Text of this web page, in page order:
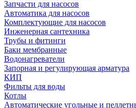
Запчасти для насосов
Автоматика для насосов
Комплектующие для насосов
Инженерная сантехника
Трубы и фитинги
Баки мембранные
Водонагреватели
Запорная и регулирующая арматура
КИП
Фильты для воды
Котлы
Автоматические угольные и